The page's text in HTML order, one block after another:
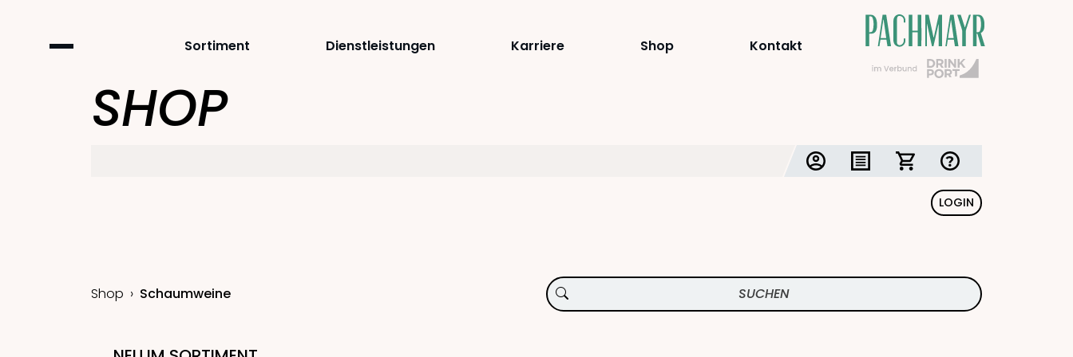
Sortiment Dienstleistungen Karriere Shop Kontakt
SHOP
LOGIN
Shop Schaumweine